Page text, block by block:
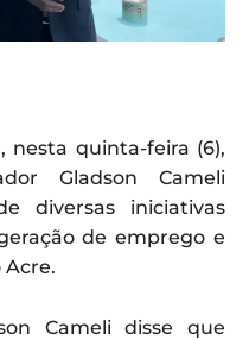
nesta quinta-feira (6),
Gladson Cameli
diversas iniciativas
de emprego e
Cameli disse que